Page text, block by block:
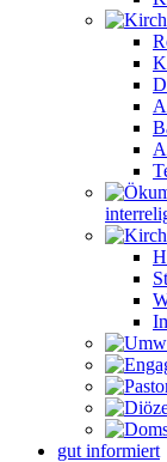
gut informiert